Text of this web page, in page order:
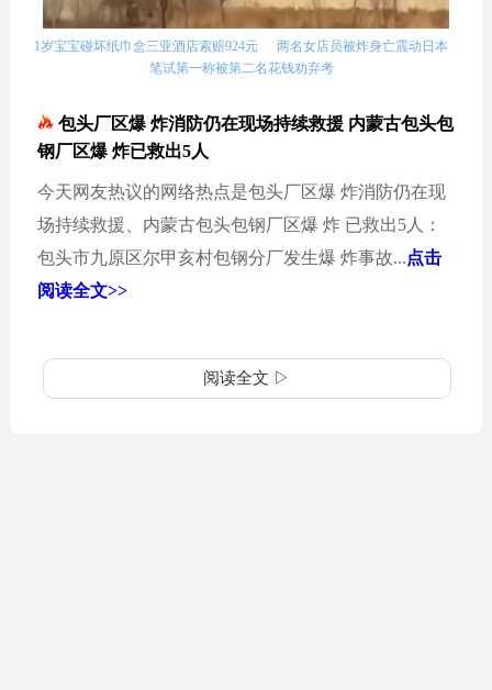
1岁宝宝碰坏纸巾盒三亚酒店索赔924元
两名女店员被炸身亡震动日本
笔试第一称被第二名花钱劝弃考
包头厂区爆 炸消防仍在现场持续救援 内蒙古包头包
钢厂区爆 炸已救出5人
今天网友热议的网络热点是包头厂区爆 炸消防仍在现
场持续救援、内蒙古包头包钢厂区爆 炸 已救出5人：
包头市九原区尔甲亥村包钢分厂发生爆 炸事故...点击
阅读全文>>
阅读全文 ▷